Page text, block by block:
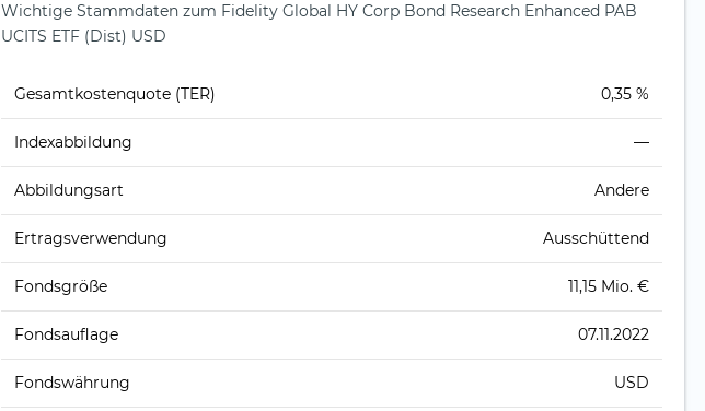
Wichtige Stammdaten zum Fidelity Global HY Corp Bond Research Enhanced PAB
UCITS ETF (Dist) USD
Gesamt­kosten­quote (TER) 0,35 %
Index­abbildung —
Abbildungs­art Andere
Ertrags­verwendung Ausschüttend
Fonds­größe 11,15 Mio. €
Fonds­auflage 07.11.2022
Fonds­währung USD